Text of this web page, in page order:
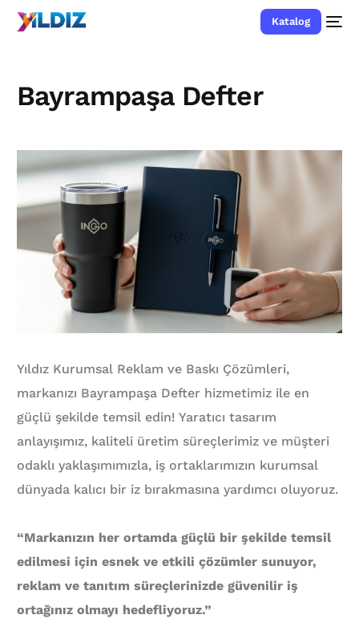
Katalog
Bayrampaşa Defter
Yıldız Kurumsal Reklam ve Baskı Çözümleri,
markanızı Bayrampaşa Defter hizmetimiz ile en
güçlü şekilde temsil edin! Yaratıcı tasarım
anlayışımız, kaliteli üretim süreçlerimiz ve müşteri
odaklı yaklaşımımızla, iş ortaklarımızın kurumsal
dünyada kalıcı bir iz bırakmasına yardımcı oluyoruz.
“Markanızın her ortamda güçlü bir şekilde temsil
edilmesi için esnek ve etkili çözümler sunuyor,
reklam ve tanıtım süreçlerinizde güvenilir iş
ortağınız olmayı hedefliyoruz.”